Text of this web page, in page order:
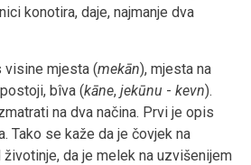
konotira, daje, najmanje dva
visine mjesta (mekān), mjesta na
bîva (kāne, jekūnu - kevn).
na dva načina. Prvi je opis
Tako se kaže da je čovjek na
da je melek na uzvišenijem